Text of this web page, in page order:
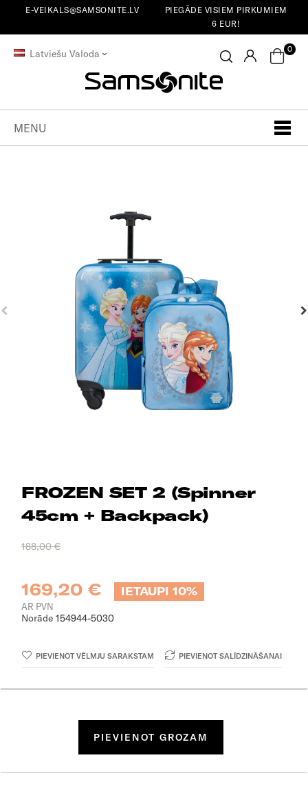
E-VEIKALS@SAMSONITE.LV
PIEGĀDE VISIEM PIRKUMIEM
6 EUR!
Latviešu Valoda 0
MENU
FROZEN SET 2 (Spinner
45cm + Backpack)
188,00 €
169,20 € IETAUPI 10%
AR PVN
Norāde 154944-5030
PIEVIENOT VĒLMJU SARAKSTAM PIEVIENOT SALĪDZINĀŠANAI
PIEVIENOT GROZAM